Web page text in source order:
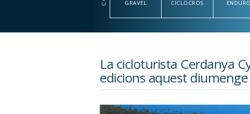
GRAVEL CICLOCRÒS ENDURO
La cicloturista Cerdanya
edicions aquest diumenge